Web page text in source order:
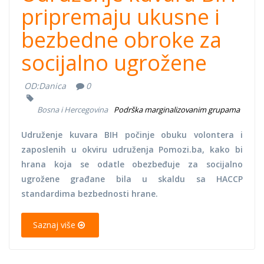
pripremaju ukusne i
bezbedne obroke za
socijalno ugrožene
OD:Danica 0
Bosna i Hercegovina Podrška marginalizovanim grupama
Udruženje kuvara BIH počinje obuku volontera i
zaposlenih u okviru udruženja Pomozi.ba, kako bi
hrana koja se odatle obezbeđuje za socijalno
ugrožene građane bila u skaldu sa HACCP
standardima bezbednosti hrane.
Saznaj više